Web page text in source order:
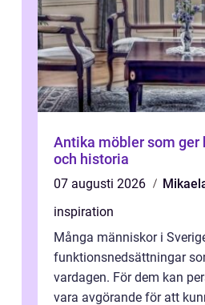
Antika möbler som ger
och historia
07 augusti 2026
inspiration
Många människor i
funktionsnedsättningar
vardagen. För dem kan
vara avgörande för att